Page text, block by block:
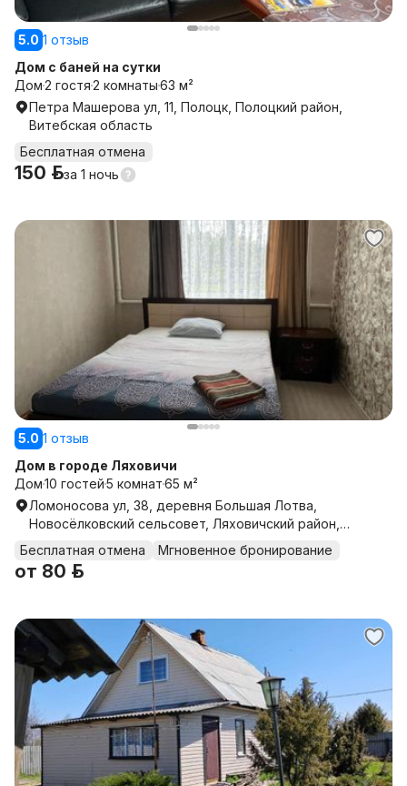
5.0 1 отзыв
Дом с баней на сутки
Дом2 гостя2 комнаты63 м²
Петра Машерова ул, 11, Полоцк, Полоцкий район,
Витебская область
Бесплатная отмена
150 р.за 1 ночь
5.0 1 отзыв
Дом в городе Ляховичи
Дом10 гостей5 комнат65 м²
Ломоносова ул, 38, деревня Большая Лотва,
Новосёлковский сельсовет, Ляховичский район,
Бесплатная отмена Мгновенное бронирование
от 80 р.